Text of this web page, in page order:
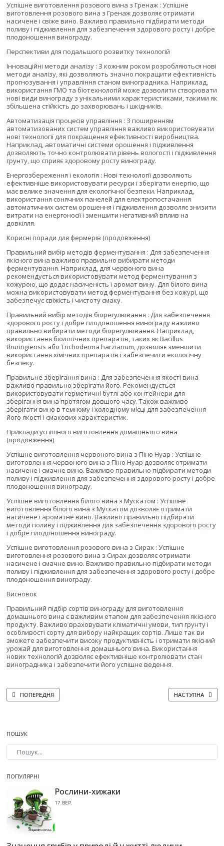
Успішне виготовлення розового вина з Гренаж : Успішне
виготовлення розового вина з Гренаж дозволяє отримати
насичене і свіже вино. Важливо правильно підбирати методи
поливу і підживлення для забезпечення здорового росту і добре
плодоношення винограду.
Перспективи для подальшого розвитку технологій
Інноваційні методи аналізу : З кожним роком розробляються нові
методи аналізу, які дозволяють значно покращити ефективність
прогнозування і управління станом виноградника. Наприклад,
використання ГМО та біотехнологій може дозволити створювати
нові види винограду з унікальними характеристиками, такими як
збільшена стійкість до захворювань і шкідників.
Автоматизація процесів управління : З поширенням
автоматизованих систем управління важливо використовувати
нові технології для покращення ефективності виробництва.
Наприклад, автоматичні системи орошення і підживлення
дозволяють точно контролювати рівень вологості і підживлення
грунту, що сприяє здоровому росту винограду.
Енергозбереження і екологія : Нові технології дозволяють
ефективніше використовувати ресурси і зберігати енергію, що
має велике значення для екологічної безпеки. Наприклад,
використання сонячних панелей для електропостачання
автоматичних систем орошення і підживлення дозволяє знизити
витрати на енергоносії і зменшити негативний вплив на
довкілля.
Корисні поради для фермерів (продовження)
Правильний вибір методів ферментування : Для забезпечення
якісного вина важливо правильно вибирати методи
ферментування. Наприклад, для червоного вина
рекомендується використовувати метод ферментування з
кожурою, що додає насиченість і аромат вину. Для білого вина
можна використовувати метод ферментування без кожурі, що
забезпечує свіжість і чистоту смаку.
Правильний вибір методів біорегулювання : Для забезпечення
здорового росту і добре плодоношення винограду важливо
правильно вибирати методи біорегулювання. Наприклад,
використання біологічних препаратів, таких як Bacillus
thuringiensis або Trichoderma harzianum, дозволяє зменшити
використання хімічних препаратів і забезпечити екологічну
безпеку.
Правильне зберігання вина : Для забезпечення якості вина
важливо правильно зберігати його. Рекомендується
використовувати герметичні бутлі або контейнери для
зберігання вина протягом довшого часу. Також важливо
зберігати вино в темному і холодному місці для забезпечення
його якості і смакових характеристик.
Приклади успішного виготовлення домашнього вина
(продовження)
Успішне виготовлення червоного вина з Піно Нуар : Успішне
виготовлення червоного вина з Піно Нуар дозволяє отримати
насичене і смачне вино. Важливо правильно підбирати методи
поливу і підживлення для забезпечення здорового росту і добре
плодоношення винограду.
Успішне виготовлення білого вина з Мускатом : Успішне
виготовлення білого вина з Мускатом дозволяє отримати
насичене і ароматне вино. Важливо правильно підбирати
методи поливу і підживлення для забезпечення здорового росту
і добре плодоношення винограду.
Успішне виготовлення розового вина з Сирах : Успішне
виготовлення розового вина з Сирах дозволяє отримати
насичене і смачне вино. Важливо правильно підбирати методи
поливу і підживлення для забезпечення здорового росту і добре
плодоношення винограду.
Висновок
Правильний підбір сортів винограду для виготовлення
домашнього вина є важливим етапом для забезпечення якісного
продукту. Важливо враховувати кліматичні умови, тип грунту і
особливості сорту для вибору найкращих сортів. Лише так ви
зможете забезпечити високу продуктивність і отримати якісний
урожай для виготовлення домашнього вина. Використання
нових технологій дозволяє ефективніше контролювати стан
виноградника і забезпечити його успішне ведення.
ПОПЕРЕДНЯ СТАТТЯ: ЯК ПРАВИЛЬНО ПІДБИРАТИ СОРТИ ВИНОГРАДУ
ПОПЕРЕДНЯ НАСТУПНА
НАСТУПНА
ПОШУК
ПОПУЛЯРНІ
Рослини-хижаки
17.ВЕР.